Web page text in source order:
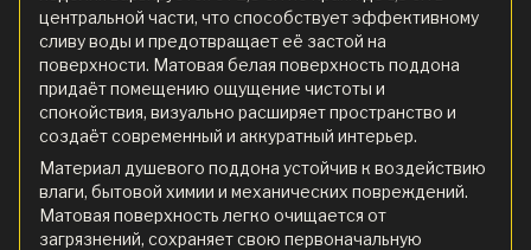
центральной части, что способствует эффективному
сливу воды и предотвращает её застой на
поверхности. Матовая белая поверхность поддона
придаёт помещению ощущение чистоты и
спокойствия, визуально расширяет пространство и
создаёт современный и аккуратный интерьер.
Материал душевого поддона устойчив к воздействию
влаги, бытовой химии и механических повреждений.
Матовая поверхность легко очищается от
загрязнений, сохраняет свою первоначальную